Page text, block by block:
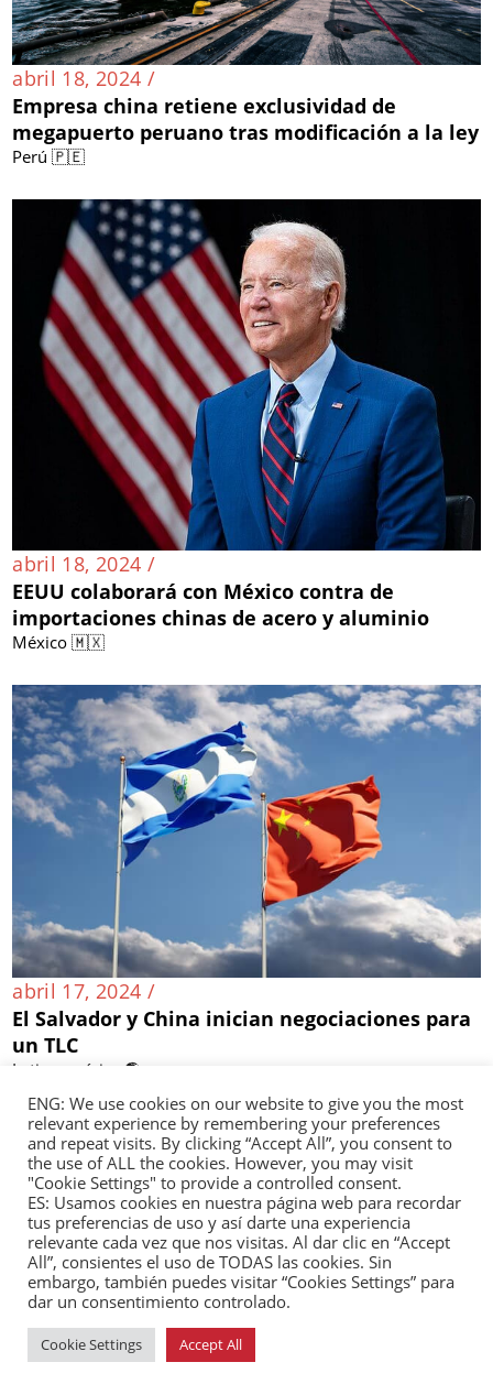
abril 18, 2024 /
Empresa china retiene exclusividad de
megapuerto peruano tras modificación a la ley
Perú 🇵🇪
abril 18, 2024 /
EEUU colaborará con México contra de
importaciones chinas de acero y aluminio
México 🇲🇽
abril 17, 2024 /
El Salvador y China inician negociaciones para
un TLC
Latinoamérica 🌎
ENG: We use cookies on our website to give you the most
relevant experience by remembering your preferences
and repeat visits. By clicking “Accept All”, you consent to
the use of ALL the cookies. However, you may visit
"Cookie Settings" to provide a controlled consent.
ES: Usamos cookies en nuestra página web para recordar
tus preferencias de uso y así darte una experiencia
relevante cada vez que nos visitas. Al dar clic en “Accept
All”, consientes el uso de TODAS las cookies. Sin
embargo, también puedes visitar “Cookies Settings” para
dar un consentimiento controlado.
Cookie Settings Accept All